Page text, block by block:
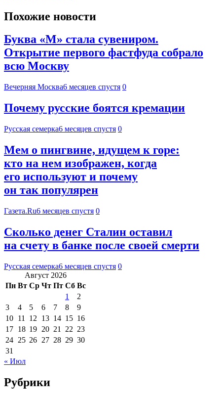
Похожие новости
Буква «М» стала сувениром.
Открытие первого фастфуда собрало
всю Москву
Вечерняя Москва6 месяцев спустя 0
Почему русские боятся кремации
Русская семерка6 месяцев спустя 0
Мем о пингвине, идущем к горе:
кто на нем изображен, когда
его используют и почему
он так популярен
Газета.Ru6 месяцев спустя 0
Сколько денег Сталин оставил
на счету в банке после своей смерти
Русская семерка6 месяцев спустя 0
Август 2026
Пн Вт Ср Чт Пт Сб Вс
1
2
3
4 5 6 7 8
9
10 11 12 13 14 15 16
17 18 19 20 21 22 23
24 25 26 27 28 29 30
31
« Июл
Рубрики